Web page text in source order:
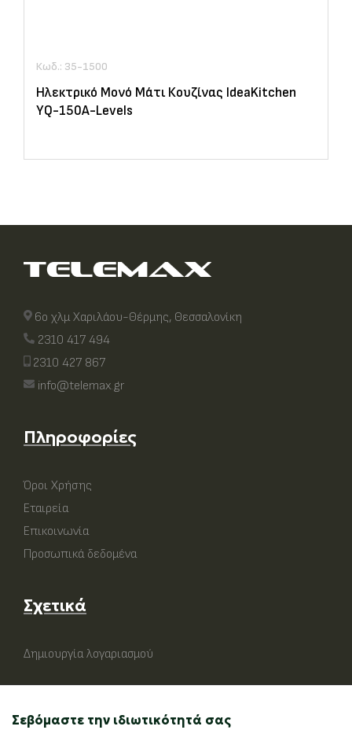
Κωδ.: 35-1500
Ηλεκτρικό Μονό Μάτι Κουζίνας IdeaKitchen
YQ-150A-Levels
6ο χλμ Χαριλάου-Θέρμης, Θεσσαλονίκη
2310 417 494
2310 427 867
info@telemax.gr
Πληροφορίες
Όροι Χρήσης
Εταιρεία
Επικοινωνία
Προσωπικά δεδομένα
Σχετικά
Δημιουργία λογαριασμού
Σεβόμαστε την ιδιωτικότητά σας